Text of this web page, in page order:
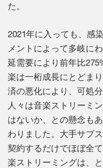
た。
2021年に入っても、感
メントによって多岐に
延需要により前年比
楽は一桁成長にとどま
済の悪化により、可処
人々は音楽ストリーミ
はないか、との懸念も
わりました。大手サブ
契約するだけでほぼ全
楽ストリーミングは、